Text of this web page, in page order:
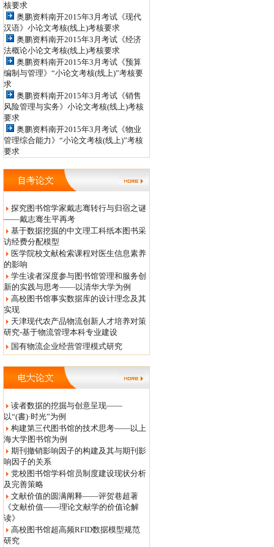
核要求
奥鹏资料南开2015年3月考试《现代
汉语》小论文考核(线上)考核要求
奥鹏资料南开2015年3月考试《经济
法概论小论文考核(线上)考核要求
奥鹏资料南开2015年3月考试《预算
编制与管理》“小论文考核(线上)”考核要
求
奥鹏资料南开2015年3月考试《销售
风险管理与实务》小论文考核(线上)考核
要求
奥鹏资料南开2015年3月考试《物业
管理综合能力》“小论文考核(线上)”考核
要求
探究图书馆学家戴志骞转行与归宿之谜
——戴志骞生平再考
基于数据挖掘的中文理工科纸本图书采
访经费分配模型
医学院校文献检索课程对医生信息素养
的影响
学生读者深度参与图书馆管理和服务创
新的实践与思考——以清华大学为例
高校图书馆事实数据库的设计理念及其
实现
天津现代农产品物流创新人才培养对策
研究-基于物流管理本科专业建设
国有物流企业经营管理模式研究
读者数据的挖掘与创意呈现——
以“(書)·时光”为例
构建第三代图书馆的技术思考——以上
海大学图书馆为例
期刊撤销影响因子的构建及其与期刊影
响因子的关系
党校图书馆学科馆员制度建设现状分析
及完善策略
文献价值的圆满阐释——评贺巷超著
《文献价值——理论文献学的价值论解
读》
高校图书馆超高频RFID数据模型规范
研究